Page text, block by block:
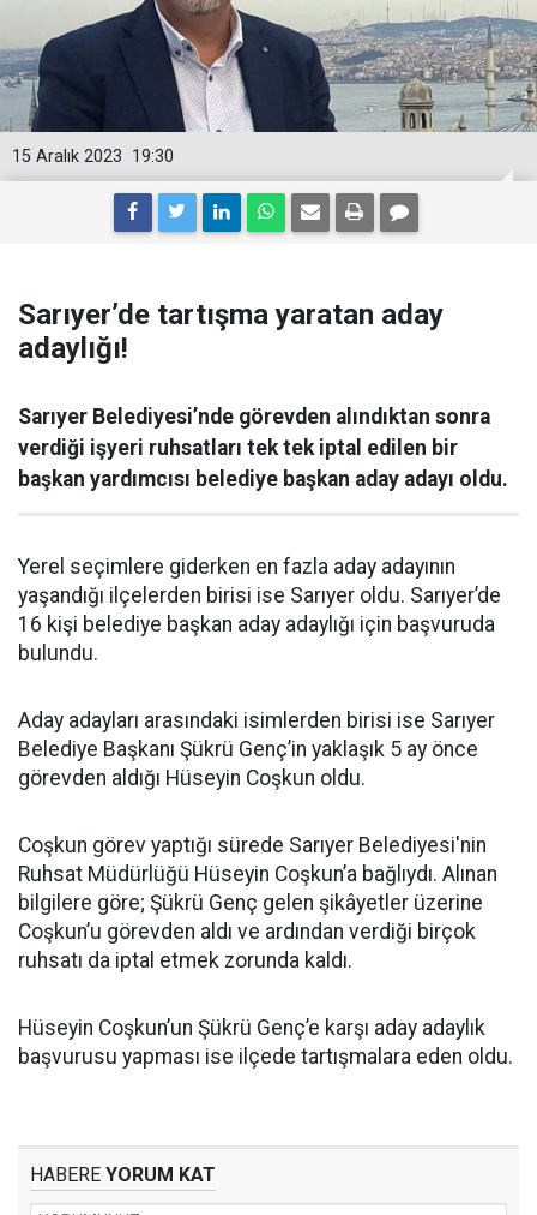
19:30
15 Aralık 2023
Sarıyer’de tartışma yaratan aday
adaylığı!
Sarıyer Belediyesi’nde görevden alındıktan sonra
verdiği işyeri ruhsatları tek tek iptal edilen bir
başkan yardımcısı belediye başkan aday adayı oldu.
Yerel seçimlere giderken en fazla aday adayının
yaşandığı ilçelerden birisi ise Sarıyer oldu. Sarıyer’de
16 kişi belediye başkan aday adaylığı için başvuruda
bulundu.
Aday adayları arasındaki isimlerden birisi ise Sarıyer
Belediye Başkanı Şükrü Genç’in yaklaşık 5 ay önce
görevden aldığı Hüseyin Coşkun oldu.
Coşkun görev yaptığı sürede Sarıyer Belediyesi'nin
Ruhsat Müdürlüğü Hüseyin Coşkun’a bağlıydı. Alınan
bilgilere göre; Şükrü Genç gelen şikâyetler üzerine
Coşkun’u görevden aldı ve ardından verdiği birçok
ruhsatı da iptal etmek zorunda kaldı.
Hüseyin Coşkun’un Şükrü Genç’e karşı aday adaylık
başvurusu yapması ise ilçede tartışmalara eden oldu.
HABERE YORUM KAT